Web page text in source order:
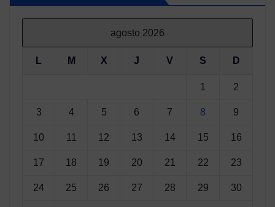
agosto 2026
L M X J V S D
1 2
3 4 5 6 7 8 9
10 11 12 13 14 15 16
17 18 19 20 21 22 23
24 25 26 27 28 29 30